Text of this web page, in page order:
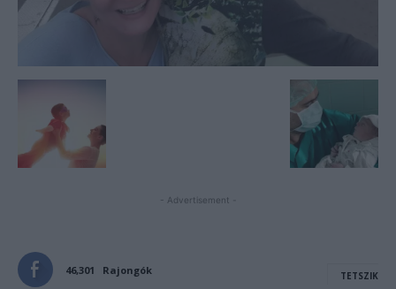
- Advertisement -
46,301 Rajongók TETSZIK